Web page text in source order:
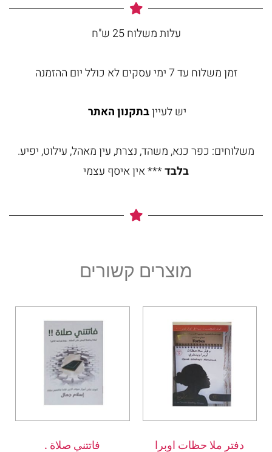
עלות משלוח 25 ש"ח
זמן משלוח עד 7 ימי עסקים לא כולל יום ההזמנה
יש לעייןבתקנון האתר
משלוחים: כפר כנא, משהד, נצרת, עין מאהל, עילוט, יפיע.
בלבד*** אין איסף עצמי
מוצרים קשורים
دفتر ملا حظات اوبرا
فاتتني صلاة .